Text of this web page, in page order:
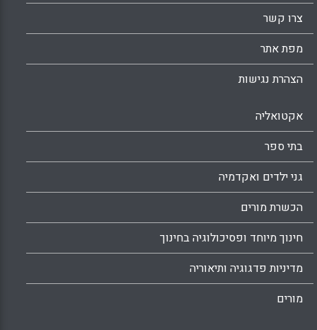
צרו קשר
מפת אתר
הצהרת נגישות
אקטואליה
בתי ספר
גני ילדים ואקדמיה
הכשרת מורים
חינוך מיוחד ופסיכולוגיה בחינוך
מדיניות פדגוגיה ותיאוריה
מורים